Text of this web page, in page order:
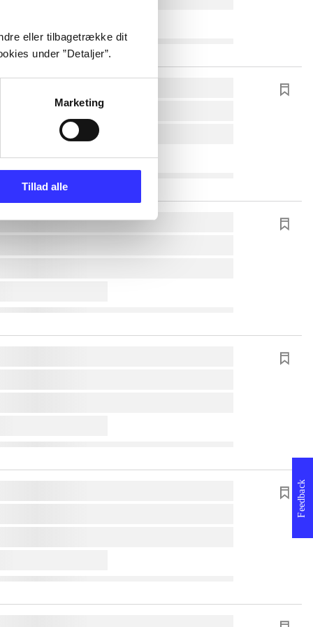
eller tilbagetrække dit
under ”Detaljer”.
Marketing
Tillad alle
Feedback